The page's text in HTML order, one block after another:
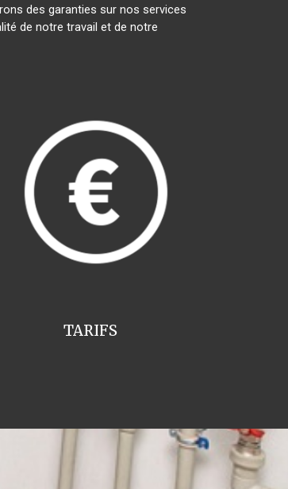
des garanties sur nos services
de notre travail et de notre
TARIFS